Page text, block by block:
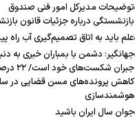
اینفوبرنا/ سقف معافیت
حقوق کارکنان دولت و
در بودجه ۱۴۰۵ چقدر است؟
توضیحات مدیرکل امور فنی صندوق
بازنشستگی درباره جزئیات قانون
علم باید به اتاق تصمیم‌گیری آب راه
جهانگیر: دشمن با بمباران خبری به
جبران شکست‌های
کاهش پرونده‌های مسن قضایی در
هوشمندسازی
جوان سال ایران باشید